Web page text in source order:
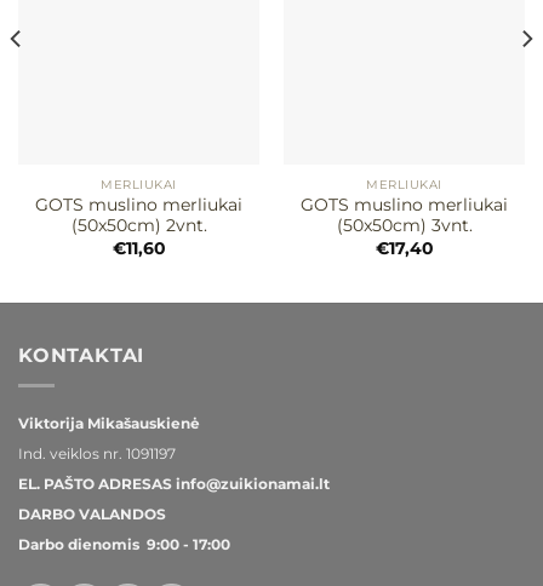
MERLIUKAI
GOTS muslino merliukai
(50x50cm) 2vnt.
€11,60
MERLIUKAI
GOTS muslino merliukai
(50x50cm) 3vnt.
€17,40
KONTAKTAI
Viktorija Mikašauskienė
Ind. veiklos nr. 1091197
EL. PAŠTO ADRESAS info@zuikionamai.lt
DARBO VALANDOS
Darbo dienomis 9:00 - 17:00